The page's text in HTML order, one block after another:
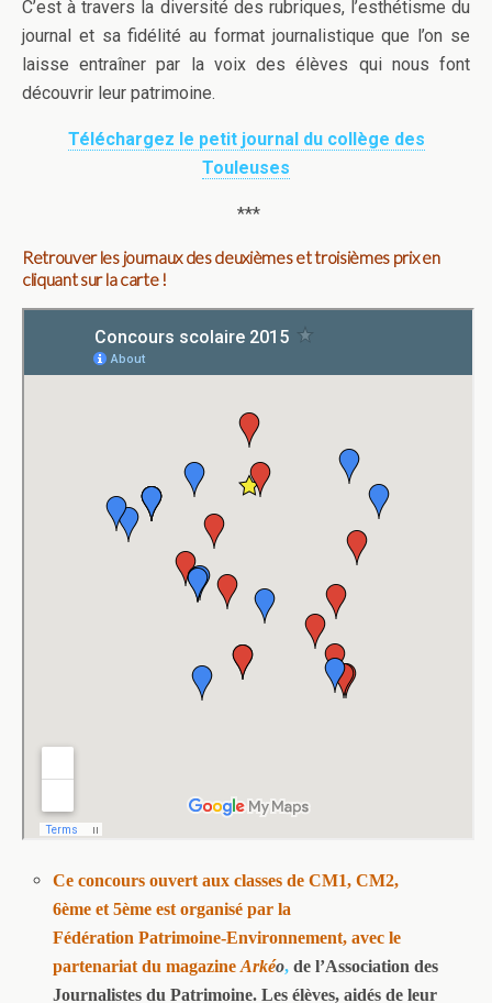
C’est à travers la diversité des rubriques, l’esthétisme du
journal et sa fidélité au format journalistique que l’on se
laisse entraîner par la voix des élèves qui nous font
découvrir leur patrimoine.
Téléchargez le petit journal du collège des
Touleuses
***
Retrouver les journaux des deuxièmes et troisièmes prix en
cliquant sur la carte !
Ce concoursouvert aux classes de CM1, CM2,
6ème et 5ème est organisé par la
FédérationPatrimoine-Environnement, avec le
partenariat du magazine Arkéo,de l’Association des
Journalistes du Patrimoine. Les élèves, aidés de leur